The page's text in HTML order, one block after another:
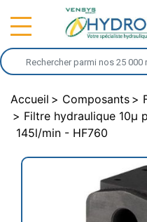
Accueil Composants
Filtre hydraulique 10µ
145l/min - HF760